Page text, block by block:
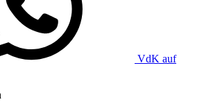
VdK auf